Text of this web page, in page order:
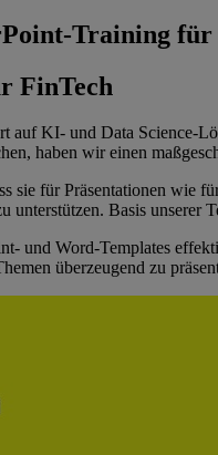
Training für
FinTech
auf KI- und Data Science-
haben wir einen
sie für Präsentationen wie
unterstützen. Basis
und Word-Templates
überzeugend zu